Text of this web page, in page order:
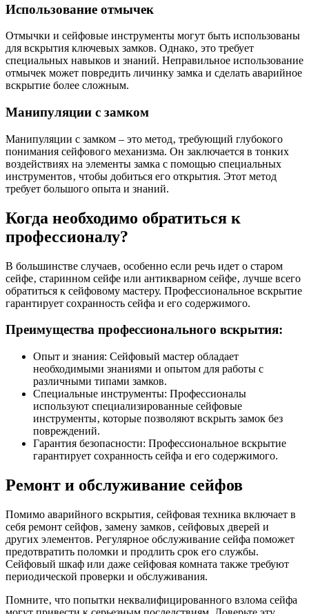
Использование отмычек
Отмычки и сейфовые инструменты могут быть использованы
для вскрытия ключевых замков. Однако‚ это требует
специальных навыков и знаний. Неправильное использование
отмычек может повредить личинку замка и сделать аварийное
вскрытие более сложным.
Манипуляции с замком
Манипуляции с замком – это метод‚ требующий глубокого
понимания сейфового механизма. Он заключается в тонких
воздействиях на элементы замка с помощью специальных
инструментов‚ чтобы добиться его открытия. Этот метод
требует большого опыта и знаний.
Когда необходимо обратиться к
профессионалу?
В большинстве случаев‚ особенно если речь идет о старом
сейфе‚ старинном сейфе или антикваpном сейфе‚ лучше всего
обратиться к сейфовому мастеру. Профессиональное вскрытие
гарантирует сохранность сейфа и его содержимого.
Преимущества профессионального вскрытия:
Опыт и знания: Сейфовый мастер обладает
необходимыми знаниями и опытом для работы с
различными типами замков.
Специальные инструменты: Профессионалы
используют специализированные сейфовые
инструменты‚ которые позволяют вскрыть замок без
повреждений.
Гарантия безопасности: Профессиональное вскрытие
гарантирует сохранность сейфа и его содержимого.
Ремонт и обслуживание сейфов
Помимо аварийного вскрытия‚ сейфовая техника включает в
себя ремонт сейфов‚ замену замков‚ сейфовых дверей и
других элементов. Регулярное обслуживание сейфа поможет
предотвратить поломки и продлить срок его службы.
Сейфовый шкаф или даже сейфовая комната также требуют
периодической проверки и обслуживания.
Помните‚ что попытки неквалифицированного взлома сейфа